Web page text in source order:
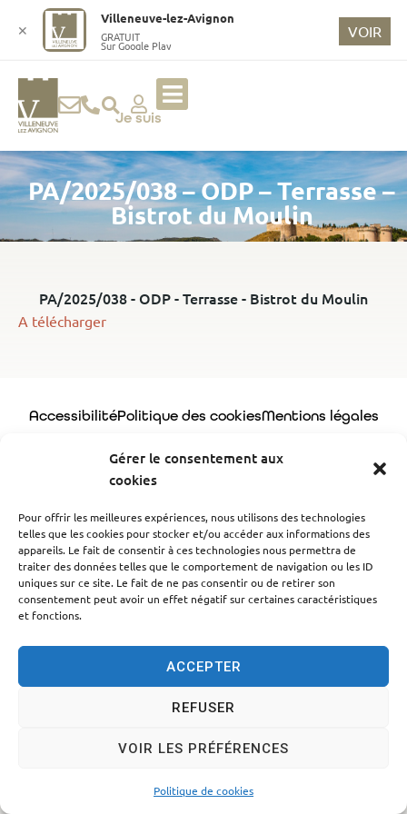
Gérer le consentement aux
cookies
Pour offrir les meilleures expériences, nous utilisons des technologies
telles que les cookies pour stocker et/ou accéder aux informations des
appareils. Le fait de consentir à ces technologies nous permettra de
traiter des données telles que le comportement de navigation ou les ID
uniques sur ce site. Le fait de ne pas consentir ou de retirer son
consentement peut avoir un effet négatif sur certaines caractéristiques
et fonctions.
ACCEPTER
REFUSER
VOIR LES PRÉFÉRENCES
Politique de cookies
ri
n
ci
Je suis
PA/2025/038 – ODP – Terrasse –
Bistrot du Moulin
PA/2025/038 - ODP - Terrasse - Bistrot du Moulin
A télécharger
AccessibilitéPolitique des cookiesMentions légales
© 2024 - Propulsé par Utopia
✕
Villeneuve-lez-Avignon
GRATUIT
Sur Google Play
VOIR